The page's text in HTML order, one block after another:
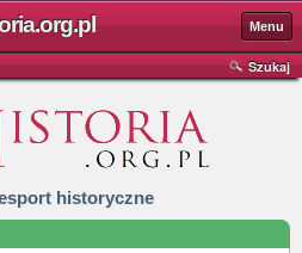
Menu
Szukaj
historyczne